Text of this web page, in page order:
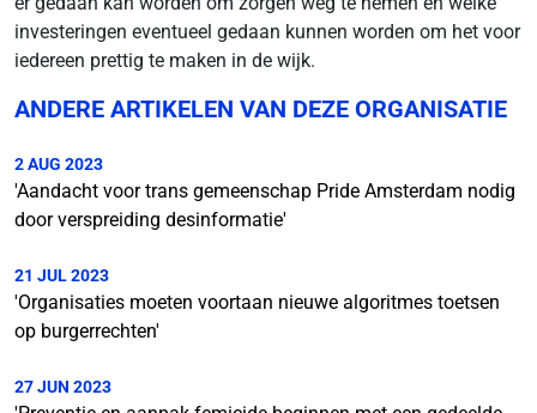
investeringen eventueel gedaan kunnen worden om het voor
iedereen prettig te maken in de wijk.
ANDERE ARTIKELEN VAN DEZE ORGANISATIE
2 AUG 2023
'Aandacht voor trans gemeenschap Pride Amsterdam nodig
door verspreiding desinformatie'
21 JUL 2023
'Organisaties moeten voortaan nieuwe algoritmes toetsen
op burgerrechten'
27 JUN 2023